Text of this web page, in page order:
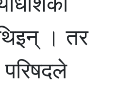
थिइन् । तर